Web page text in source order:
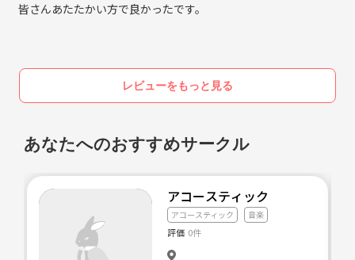
・ゴルフやラウンド、シミュレーションゴルフを楽しむ会(男女合わせ
・食べ歩きを楽しむ会
・博物館、美術館巡り
・自然など撮影スポットに出かけて、カメラにて撮影会
以前やっていた時は、公園でギター弾き語りやハモリをして、楽しんで
いました。
曲は、特に縛りなく、その時に歌いたい曲や好きな曲をどんどんやって
皆さんあたたかい方で良かったです。
レビューをもっと見る
あなたへのおすすめサークル
アコースティック
アコースティック 音楽
評価 0件